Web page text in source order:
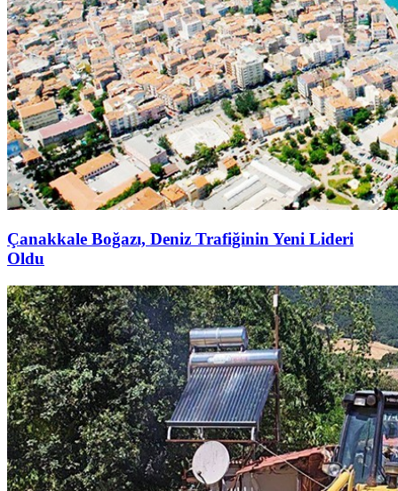
Çanakkale Boğazı, Deniz Trafiğinin Yeni Lideri
Oldu